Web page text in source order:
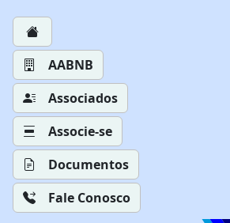
AABNB
Associados
Associe-se
Documentos
Fale Conosco